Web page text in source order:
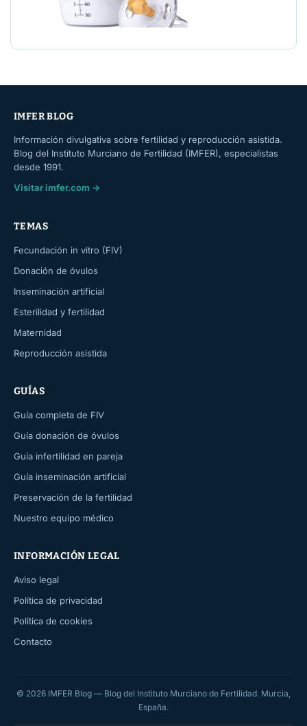
IMFER BLOG
Información divulgativa sobre fertilidad y reproducción asistida.
Blog del Instituto Murciano de Fertilidad (IMFER), especialistas
desde 1991.
Visitar imfer.com →
TEMAS
Fecundación in vitro (FIV)
Donación de óvulos
Inseminación artificial
Esterilidad y fertilidad
Maternidad
Reproducción asistida
GUÍAS
Guía completa de FIV
Guía donación de óvulos
Guía infertilidad en pareja
Guía inseminación artificial
Preservación de la fertilidad
Nuestro equipo médico
INFORMACIÓN LEGAL
Aviso legal
Política de privacidad
Política de cookies
Contacto
© 2026 IMFER Blog — Blog del Instituto Murciano de Fertilidad. Murcia,
España.